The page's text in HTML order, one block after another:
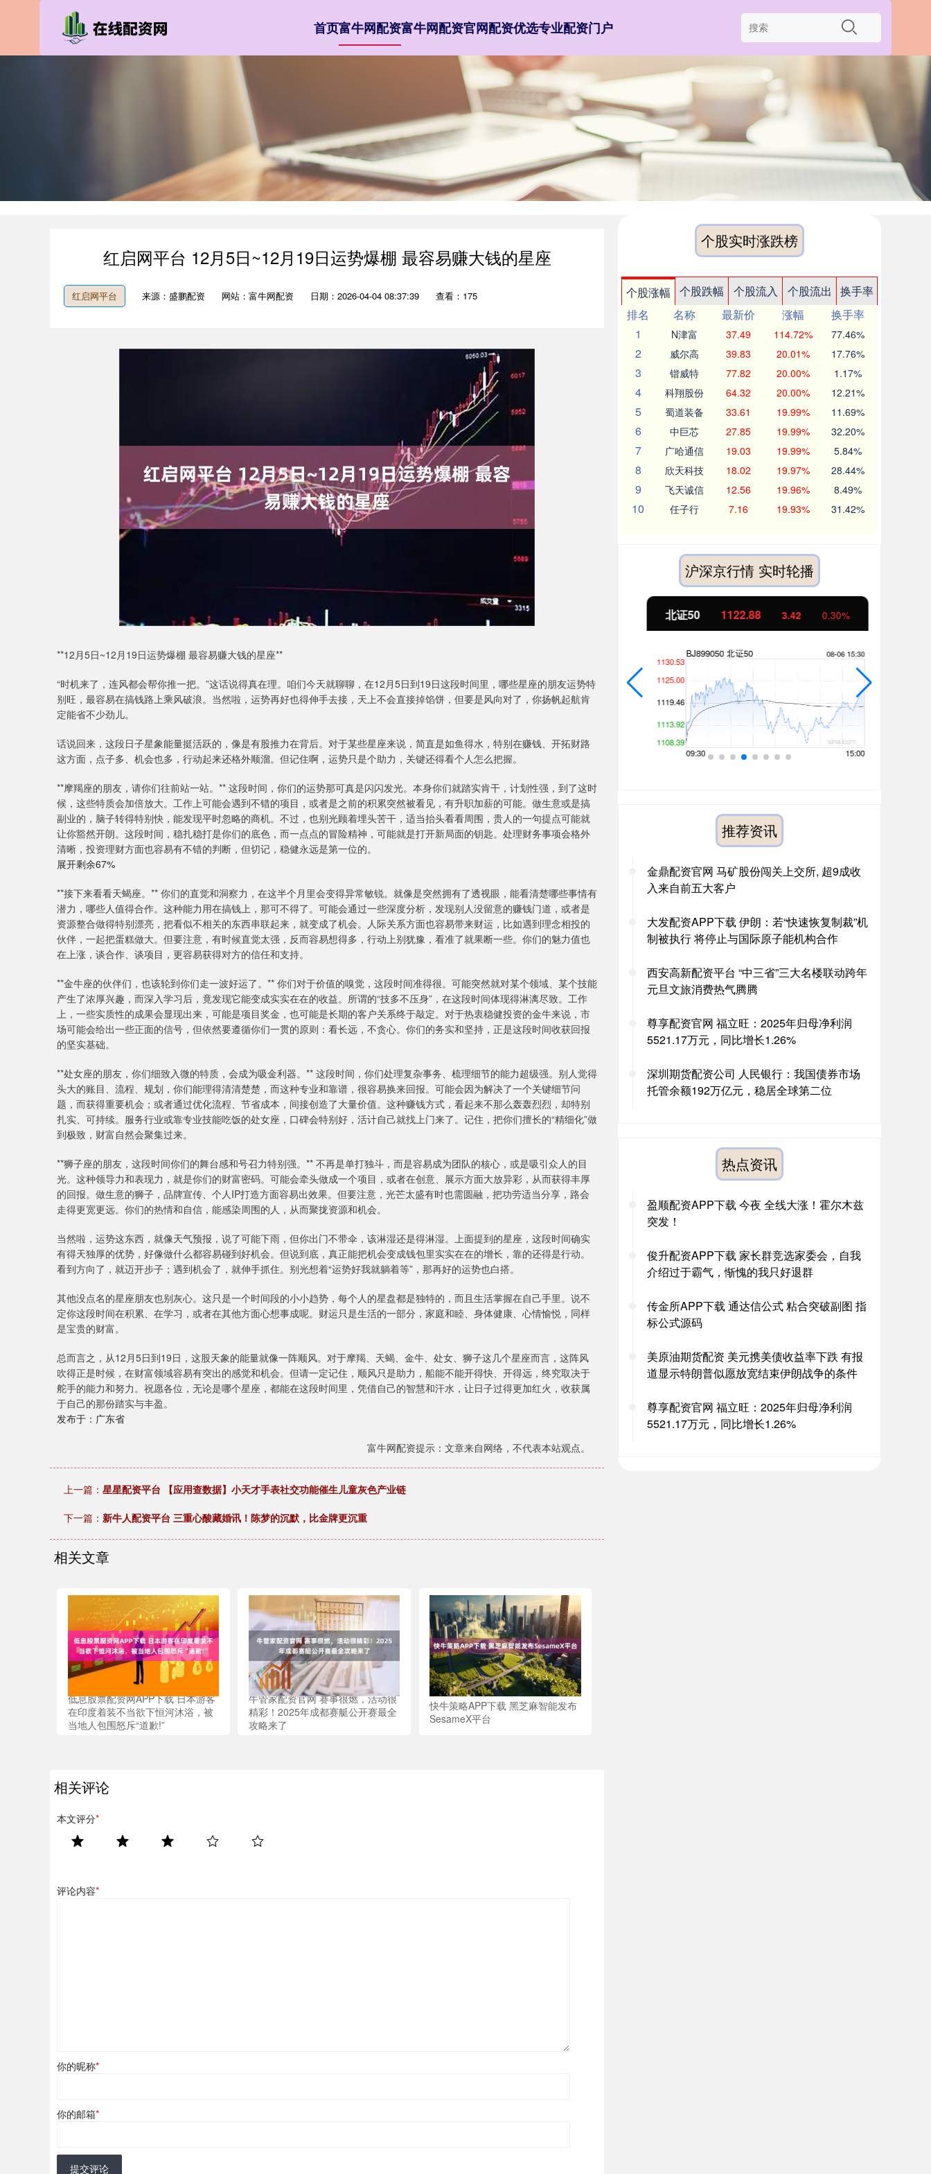
首页富牛网配资富牛网配资官网配资优选专业配资门户
红启网平台 12月5日~12月19日运势爆棚 最容易赚大钱的星座
红启网平台 来源：盛鹏配资 网站：富牛网配资 日期：2026-04-04 08:37:39 查看：175
**12月5日~12月19日运势爆棚 最容易赚大钱的星座**
“时机来了，连风都会帮你推一把。”这话说得真在理。咱们今天就聊聊，在12月5日到19日这段时间里，哪些星座的朋友运势特
别旺，最容易在搞钱路上乘风破浪。当然啦，运势再好也得伸手去接，天上不会直接掉馅饼，但要是风向对了，你扬帆起航肯
定能省不少劲儿。
话说回来，这段日子星象能量挺活跃的，像是有股推力在背后。对于某些星座来说，简直是如鱼得水，特别在赚钱、开拓财路
这方面，点子多、机会也多，行动起来还格外顺溜。但记住啊，运势只是个助力，关键还得看个人怎么把握。
**摩羯座的朋友，请你们往前站一站。** 这段时间，你们的运势那可真是闪闪发光。本身你们就踏实肯干，计划性强，到了这时
候，这些特质会加倍放大。工作上可能会遇到不错的项目，或者是之前的积累突然被看见，有升职加薪的可能。做生意或是搞
副业的，脑子转得特别快，能发现平时忽略的商机。不过，也别光顾着埋头苦干，适当抬头看看周围，贵人的一句提点可能就
让你豁然开朗。这段时间，稳扎稳打是你们的底色，而一点点的冒险精神，可能就是打开新局面的钥匙。处理财务事项会格外
清晰，投资理财方面也容易有不错的判断，但切记，稳健永远是第一位的。
展开剩余67%
**接下来看看天蝎座。** 你们的直觉和洞察力，在这半个月里会变得异常敏锐。就像是突然拥有了透视眼，能看清楚哪些事情有
潜力，哪些人值得合作。这种能力用在搞钱上，那可不得了。可能会通过一些深度分析，发现别人没留意的赚钱门道，或者是
资源整合做得特别漂亮，把看似不相关的东西串联起来，就变成了机会。人际关系方面也容易带来财运，比如遇到理念相投的
伙伴，一起把蛋糕做大。但要注意，有时候直觉太强，反而容易想得多，行动上别犹豫，看准了就果断一些。你们的魅力值也
在上涨，谈合作、谈项目，更容易获得对方的信任和支持。
**金牛座的伙伴们，也该轮到你们走一波好运了。** 你们对于价值的嗅觉，这段时间准得很。可能突然就对某个领域、某个技能
产生了浓厚兴趣，而深入学习后，竟发现它能变成实实在在的收益。所谓的“技多不压身”，在这段时间体现得淋漓尽致。工作
上，一些实质性的成果会显现出来，可能是项目奖金，也可能是长期的客户关系终于敲定。对于热衷稳健投资的金牛来说，市
场可能会给出一些正面的信号，但依然要遵循你们一贯的原则：看长远，不贪心。你们的务实和坚持，正是这段时间收获回报
的坚实基础。
**处女座的朋友，你们细致入微的特质，会成为吸金利器。** 这段时间，你们处理复杂事务、梳理细节的能力超级强。别人觉得
头大的账目、流程、规划，你们能理得清清楚楚，而这种专业和靠谱，很容易换来回报。可能会因为解决了一个关键细节问
题，而获得重要机会；或者通过优化流程、节省成本，间接创造了大量价值。这种赚钱方式，看起来不那么轰轰烈烈，却特别
扎实、可持续。服务行业或靠专业技能吃饭的处女座，口碑会特别好，活计自己就找上门来了。记住，把你们擅长的“精细化”做
到极致，财富自然会聚集过来。
**狮子座的朋友，这段时间你们的舞台感和号召力特别强。** 不再是单打独斗，而是容易成为团队的核心，或是吸引众人的目
光。这种领导力和表现力，就是你们的财富密码。可能会牵头做成一个项目，或者在创意、展示方面大放异彩，从而获得丰厚
的回报。做生意的狮子，品牌宣传、个人IP打造方面容易出效果。但要注意，光芒太盛有时也需圆融，把功劳适当分享，路会
走得更宽更远。你们的热情和自信，能感染周围的人，从而聚拢资源和机会。
当然啦，运势这东西，就像天气预报，说了可能下雨，但你出门不带伞，该淋湿还是得淋湿。上面提到的星座，这段时间确实
有得天独厚的优势，好像做什么都容易碰到好机会。但说到底，真正能把机会变成钱包里实实在在的增长，靠的还得是行动。
看到方向了，就迈开步子；遇到机会了，就伸手抓住。别光想着“运势好我就躺着等”，那再好的运势也白搭。
其他没点名的星座朋友也别灰心。这只是一个时间段的小小趋势，每个人的星盘都是独特的，而且生活掌握在自己手里。说不
定你这段时间在积累、在学习，或者在其他方面心想事成呢。财运只是生活的一部分，家庭和睦、身体健康、心情愉悦，同样
是宝贵的财富。
总而言之，从12月5日到19日，这股天象的能量就像一阵顺风。对于摩羯、天蝎、金牛、处女、狮子这几个星座而言，这阵风
吹得正是时候，在财富领域容易有突出的感觉和机会。但请一定记住，顺风只是助力，船能不能开得快、开得远，终究取决于
舵手的能力和努力。祝愿各位，无论是哪个星座，都能在这段时间里，凭借自己的智慧和汗水，让日子过得更加红火，收获属
于自己的那份踏实与丰盈。
发布于：广东省
富牛网配资提示：文章来自网络，不代表本站观点。
上一篇： 星星配资平台 【应用查数据】小天才手表社交功能催生儿童灰色产业链
下一篇： 新牛人配资平台 三重心酸藏婚讯！陈梦的沉默，比金牌更沉重
相关文章
低息股票配资网APP下载 日本游客
在印度着装不当欲下恒河沐浴，被
当地人包围怒斥“道歉!”
牛管家配资官网 赛事很燃，活动很
精彩！2025年成都赛艇公开赛最全
攻略来了
快牛策略APP下载 黑芝麻智能发布
SesameX平台
相关评论
本文评分*
评论内容*
你的昵称*
你的邮箱*
提交评论
个股实时涨跌榜
个股涨幅 个股跌幅 个股流入 个股流出
换手率
排名
名称 最新价 涨幅
换手率
1
N津富 37.49 114.72% 77.46%
2 威尔高 39.83 20.01% 17.76%
3 锴威特 77.82 20.00% 1.17%
4 科翔股份 64.32 20.00% 12.21%
5 蜀道装备 33.61 19.99% 11.69%
6 中巨芯 27.85 19.99% 32.20%
7 广哈通信 19.03 19.99% 5.84%
8 欣天科技 18.02 19.97% 28.44%
9 飞天诚信 12.56 19.96% 8.49%
10 任子行 7.16 19.93% 31.42%
沪深京行情 实时轮播
14110.12 -34.08 -0.24% -6.85 北证50 1122.88 3.42 0.30%
推荐资讯
金鼎配资官网 马矿股份闯关上交所, 超9成收
入来自前五大客户
大发配资APP下载 伊朗：若“快速恢复制裁”机
制被执行 将停止与国际原子能机构合作
西安高新配资平台 “中三省”三大名楼联动跨年
元旦文旅消费热气腾腾
尊享配资官网 福立旺：2025年归母净利润
5521.17万元，同比增长1.26%
深圳期货配资公司 人民银行：我国债券市场
托管余额192万亿元，稳居全球第二位
热点资讯
盈顺配资APP下载 今夜 全线大涨！霍尔木兹
突发！
俊升配资APP下载 家长群竞选家委会，自我
介绍过于霸气，惭愧的我只好退群
传金所APP下载 通达信公式 粘合突破副图 指
标公式源码
美原油期货配资 美元携美债收益率下跌 有报
道显示特朗普似愿放宽结束伊朗战争的条件
尊享配资官网 福立旺：2025年归母净利润
5521.17万元，同比增长1.26%